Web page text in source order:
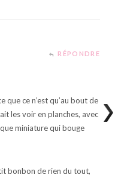
RÉPONDRE
que ce n’est qu’au bout de
les voir en planches, avec
miniature qui bouge
bonbon de rien du tout,